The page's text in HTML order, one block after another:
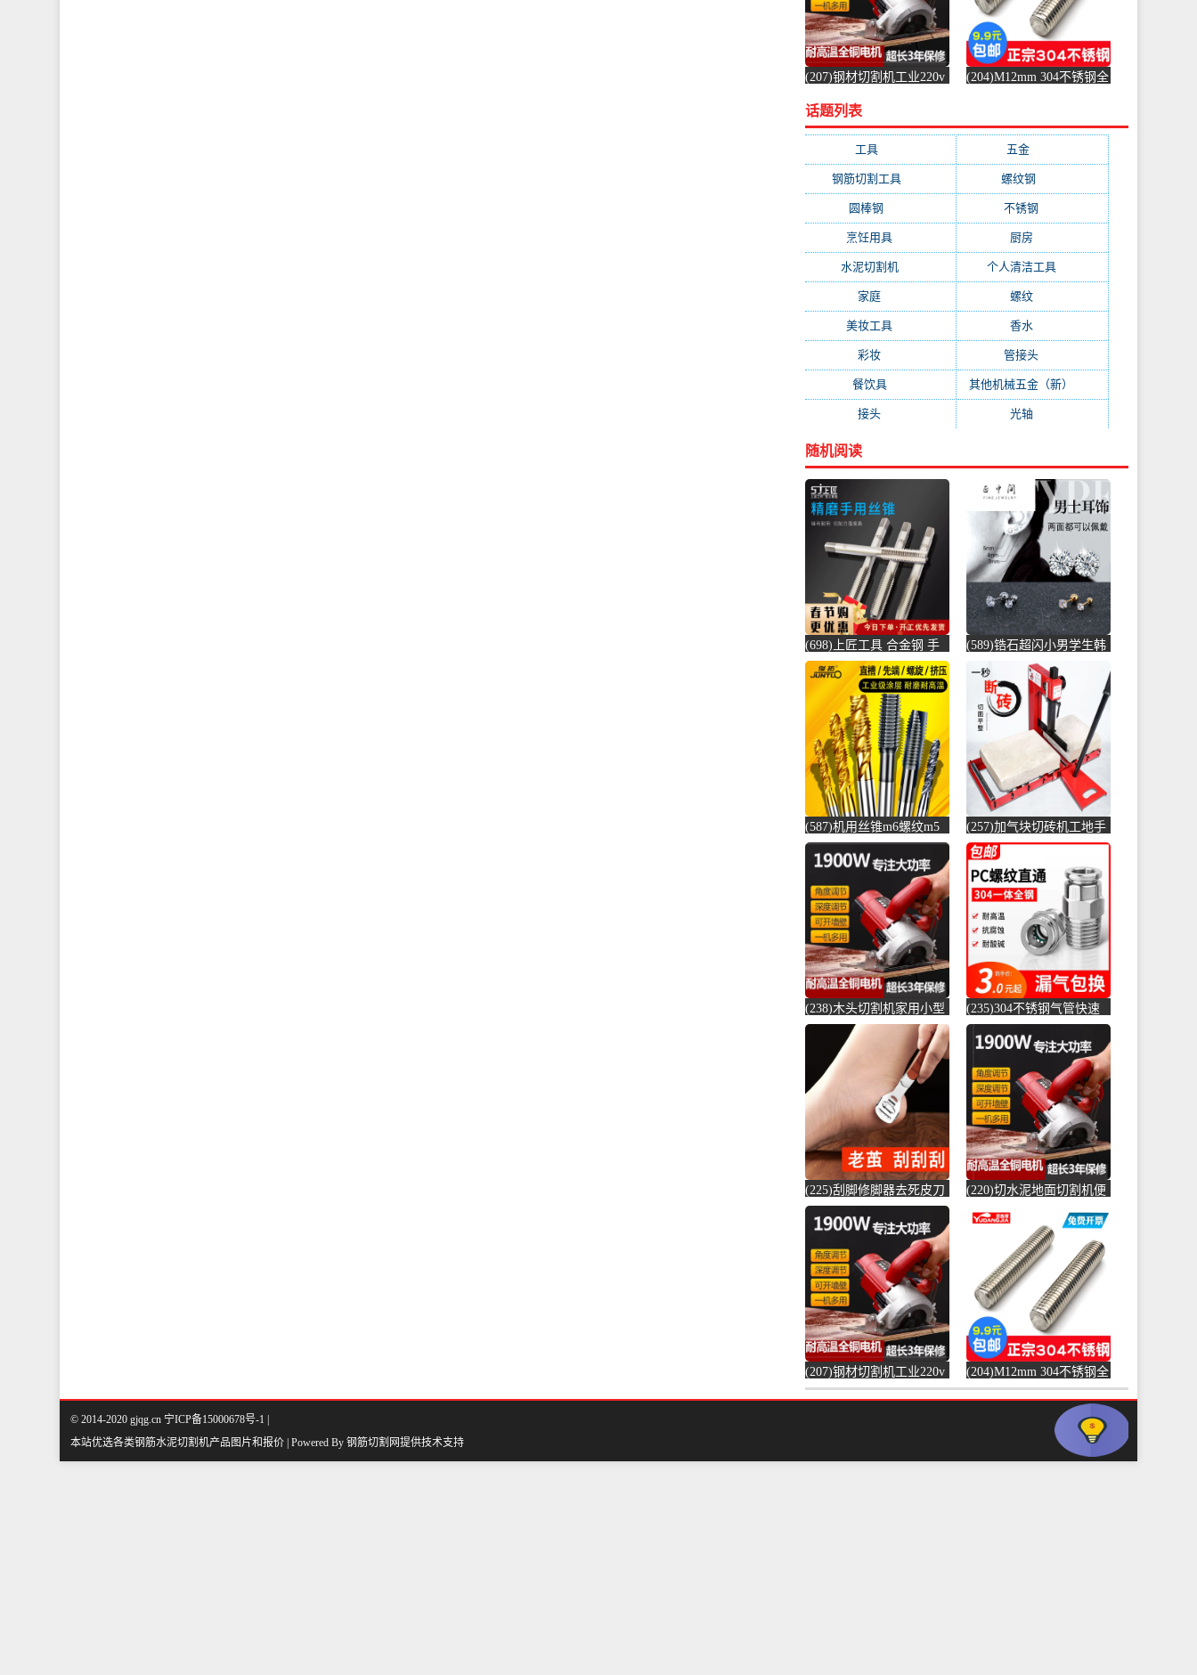
(207)钢材切割机工业220v
切机固-水泥切割机
(simtone旗舰店仅售123.75
(204)M12mm 304不锈钢全
仅售1.5元)
话题列表
工具(247) 五金
钢筋切割工具(177) 螺纹钢
圆棒钢 不锈钢
烹饪用具 厨房
水泥切割机(45) 个人清洁工具(43)
家庭 螺纹(41)
美妆工具 香水(32)
彩妆 管接头
餐饮具(25) 其他机械五金（新）
接头 光轴
随机阅读
(698)上匠工具 合金钢 手
用丝锥攻螺纹工具攻丝丝
攻套丝m-螺纹钢(上匠工具
旗舰店仅售5.8元)
(589)锆石超闪小男学生韩
版耳骨钉钛钢养耳棒防过
敏圆珠女儿-圆棒钢(正中
间旗舰店仅售5.6元)
(587)机用丝锥m6螺纹m5
攻丝m3钻头m8丝攻m10不
锈-螺纹钢(俊拓五金旗舰
(257)加气块切砖机工地手
动轻质砖压砖机带钢尺水
泥砖泡沫砖-水泥切割机
(贞美旗舰店仅售390元)
(238)木头切割机家用小型
切水泥地面金属钢材机两
用新款切槽-水泥切割机
(simtone旗舰店仅售122.65
元)
(235)304不锈钢气管快速
接头快插气动快接螺纹高
压气嘴直-螺纹钢(卓成五
(225)刮脚修脚器去死皮刀
老茧磨脚神器脚皮工具脚
底脚后跟刨-钢筋切割工具
(齐开雅致专卖店仅售13.8
元)
(220)切水泥地面切割机便
便携式电-水泥切割机
(simtone旗舰店仅售123.75
(207)钢材切割机工业220v
水泥混凝土金属混泥土水
(204)M12mm 304不锈钢全
螺纹螺杆牙条通丝螺柱全
丝-螺纹钢(浴当家旗舰店
© 2014-2020 gjqg.cn 宁ICP备15000678号-1 |
本站优选各类钢筋水泥切割机产品图片和报价 | Powered By 钢筋切割网提供技术支持